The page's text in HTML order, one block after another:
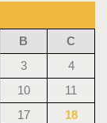
B
C
3
4
10
11
17
18